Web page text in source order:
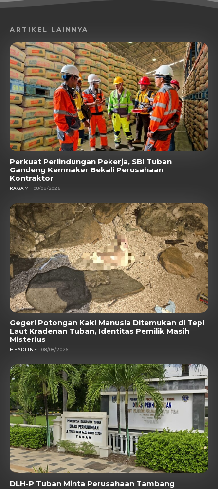
ARTIKEL LAINNYA
Perkuat Perlindungan Pekerja, SBI Tuban
Gandeng Kemnaker Bekali Perusahaan
Kontraktor
RAGAM 08/08/2026
Geger! Potongan Kaki Manusia Ditemukan di Tepi
Laut Kradenan Tuban, Identitas Pemilik Masih
Misterius
HEADLINE 08/08/2026
DLH-P Tuban Minta Perusahaan Tambang